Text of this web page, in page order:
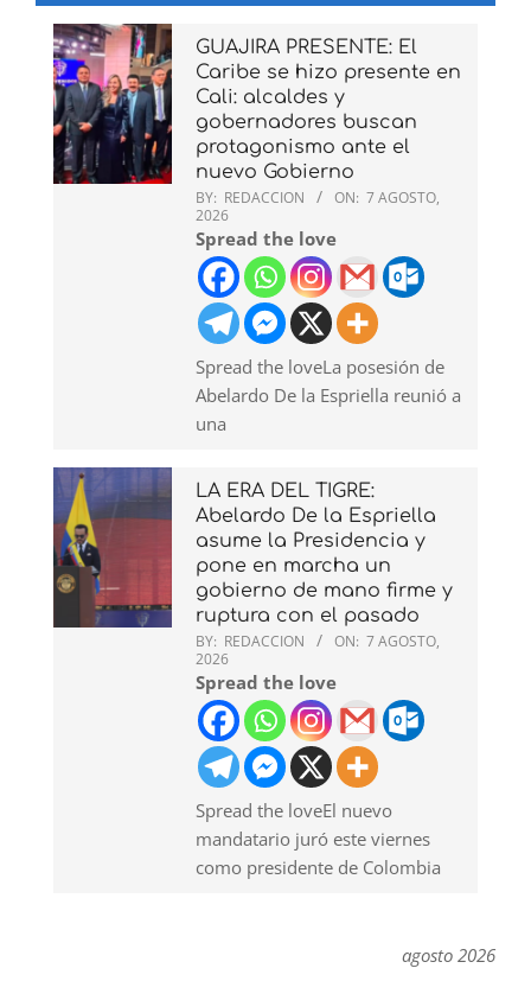
GUAJIRA PRESENTE: El
Caribe se hizo presente en
Cali: alcaldes y
gobernadores buscan
protagonismo ante el
nuevo Gobierno
BY: REDACCION ON: 7 AGOSTO,
2026
Spread the love
Spread the loveLa posesión de
Abelardo De la Espriella reunió a
una
LA ERA DEL TIGRE:
Abelardo De la Espriella
asume la Presidencia y
pone en marcha un
gobierno de mano firme y
ruptura con el pasado
BY: REDACCION ON: 7 AGOSTO,
2026
Spread the love
Spread the loveEl nuevo
mandatario juró este viernes
como presidente de Colombia
agosto 2026